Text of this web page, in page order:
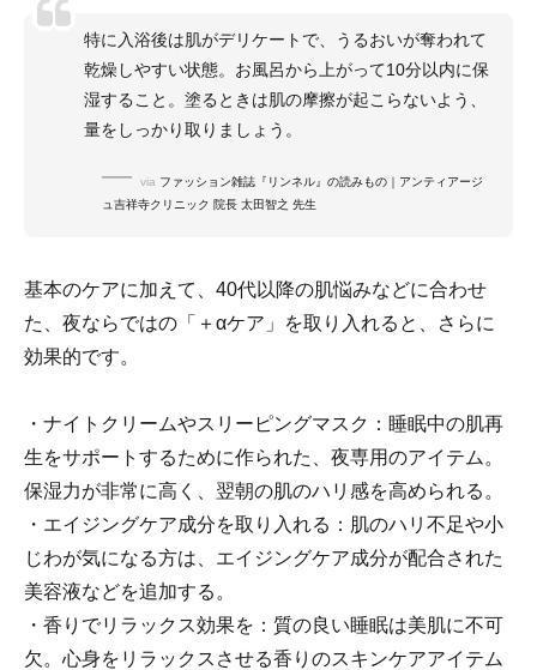
特に入浴後は肌がデリケートで、うるおいが奪われて
乾燥しやすい状態。お風呂から上がって10分以内に保
湿すること。塗るときは肌の摩擦が起こらないよう、
量をしっかり取りましょう。
via ファッション雑誌『リンネル』の読みもの｜アンティアージ
ュ吉祥寺クリニック 院長 太田智之 先生
基本のケアに加えて、40代以降の肌悩みなどに合わせ
た、夜ならではの「＋αケア」を取り入れると、さらに
効果的です。
・ナイトクリームやスリーピングマスク：睡眠中の肌再
生をサポートするために作られた、夜専用のアイテム。
保湿力が非常に高く、翌朝の肌のハリ感を高められる。
・エイジングケア成分を取り入れる：肌のハリ不足や小
じわが気になる方は、エイジングケア成分が配合された
美容液などを追加する。
・香りでリラックス効果を：質の良い睡眠は美肌に不可
欠。心身をリラックスさせる香りのスキンケアアイテム